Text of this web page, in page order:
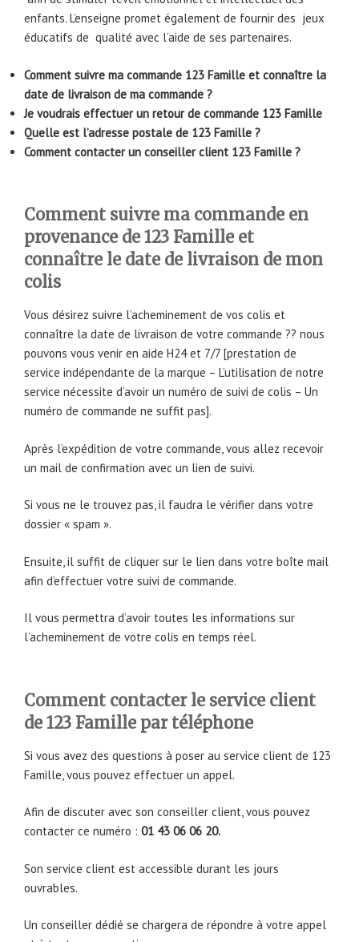
enfants. L’enseigne promet également de fournir des jeux
éducatifs de qualité avec l’aide de ses partenaires.
Comment suivre ma commande 123 Famille et connaître la
date de livraison de ma commande ?
Je voudrais effectuer un retour de commande 123 Famille
Quelle est l’adresse postale de 123 Famille ?
Comment contacter un conseiller client 123 Famille ?
Comment suivre ma commande en
provenance de 123 Famille et
connaître le date de livraison de mon
colis
Vous désirez suivre l’acheminement de vos colis et
connaître la date de livraison de votre commande ?? nous
pouvons vous venir en aide H24 et 7/7 [prestation de
service indépendante de la marque – L’utilisation de notre
service nécessite d’avoir un numéro de suivi de colis – Un
numéro de commande ne suffit pas].
Après l’expédition de votre commande, vous allez recevoir
un mail de confirmation avec un lien de suivi.
Si vous ne le trouvez pas, il faudra le vérifier dans votre
dossier « spam ».
Ensuite, il suffit de cliquer sur le lien dans votre boîte mail
afin d’effectuer votre suivi de commande.
Il vous permettra d’avoir toutes les informations sur
l’acheminement de votre colis en temps réel.
Comment contacter le service client
de 123 Famille par téléphone
Si vous avez des questions à poser au service client de 123
Famille, vous pouvez effectuer un appel.
Afin de discuter avec son conseiller client, vous pouvez
contacter ce numéro : 01 43 06 06 20.
Son service client est accessible durant les jours
ouvrables.
Un conseiller dédié se chargera de répondre à votre appel